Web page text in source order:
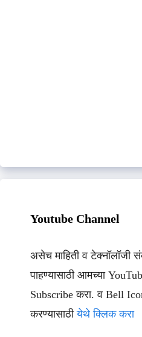
Youtube Channel
असेच माहिती व टेक्नॉलॉजी
पाहण्यासाठी आमच्या
Subscribe करा. व Bell
करण्यासाठीयेथे क्लिक करा